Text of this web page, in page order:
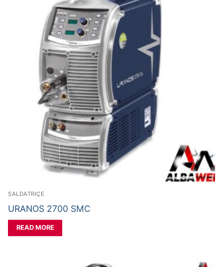
SALDATRIÇE
URANOS 2700 SMC
READ MORE